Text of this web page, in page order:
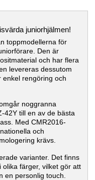
juniorhjälmen!
toppmodellerna för
Den är
och har flera
levereras dessutom
enkel rengöring och
noggranna
42Y till en av de bästa
Med CMR2016-
och
krävs.
varianter. Det finns
färger, vilket gör att
en personlig touch.